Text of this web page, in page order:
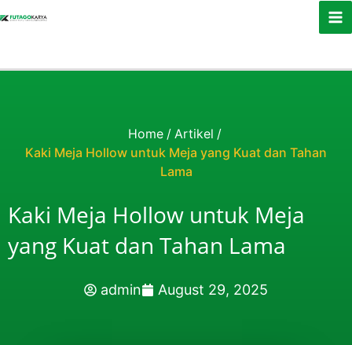
Home / Artikel /
Kaki Meja Hollow untuk Meja yang Kuat dan Tahan
Lama
Kaki Meja Hollow untuk Meja
yang Kuat dan Tahan Lama
admin August 29, 2025